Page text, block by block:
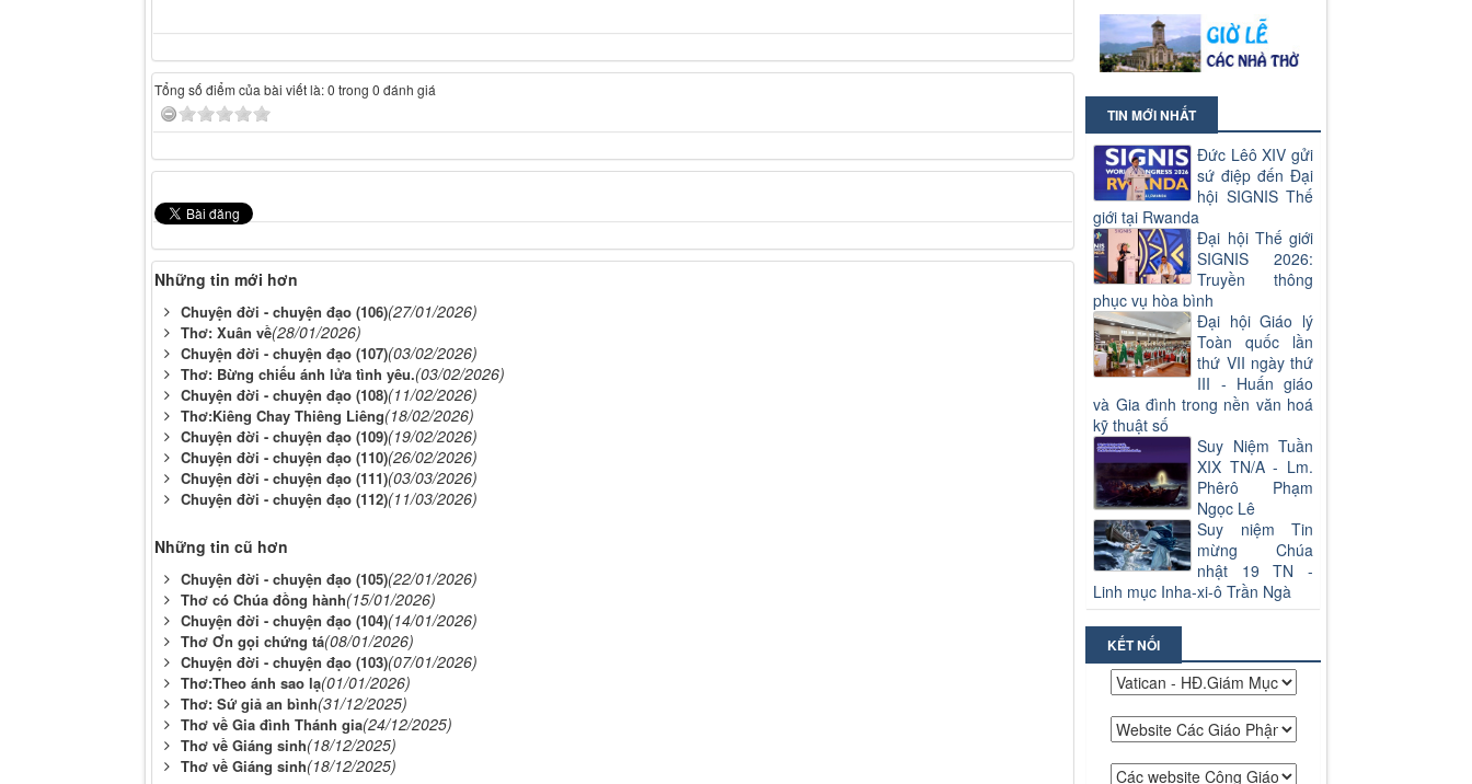
Tổng số điểm của bài viết là: 0 trong 0 đánh giá
Những tin mới hơn
Chuyện đời - chuyện đạo (106)(27/01/2026)
Thơ: Xuân về(28/01/2026)
Chuyện đời - chuyện đạo (107)(03/02/2026)
Thơ: Bừng chiếu ánh lửa tình yêu.(03/02/2026)
Chuyện đời - chuyện đạo (108)(11/02/2026)
Thơ:Kiêng Chay Thiêng Liêng(18/02/2026)
Chuyện đời - chuyện đạo (109)(19/02/2026)
Chuyện đời - chuyện đạo (110)(26/02/2026)
Chuyện đời - chuyện đạo (111)(03/03/2026)
Chuyện đời - chuyện đạo (112)(11/03/2026)
Những tin cũ hơn
Chuyện đời - chuyện đạo (105)(22/01/2026)
Thơ có Chúa đồng hành(15/01/2026)
Chuyện đời - chuyện đạo (104)(14/01/2026)
Thơ Ơn gọi chứng tá(08/01/2026)
Chuyện đời - chuyện đạo (103)(07/01/2026)
Thơ:Theo ánh sao lạ(01/01/2026)
Thơ: Sứ giả an bình(31/12/2025)
Thơ về Gia đình Thánh gia(24/12/2025)
Thơ về Giáng sinh(18/12/2025)
Thơ về Giáng sinh(18/12/2025)
TIN MỚI NHẤT
Đức Lêô XIV gửi
sứ điệp đến Đại
hội SIGNIS Thế
giới tại Rwanda
Đại hội Thế giới
SIGNIS 2026:
Truyền thông
phục vụ hòa bình
Đại hội Giáo lý
Toàn quốc lần
thứ VII ngày thứ
III - Huấn giáo
và Gia đình trong nền văn hoá
kỹ thuật số
Suy Niệm Tuần
XIX TN/A - Lm.
Phêrô Phạm
Ngọc Lê
Suy niệm Tin
mừng Chúa
nhật 19 TN -
Linh mục Inha-xi-ô Trần Ngà
KẾT NỐI